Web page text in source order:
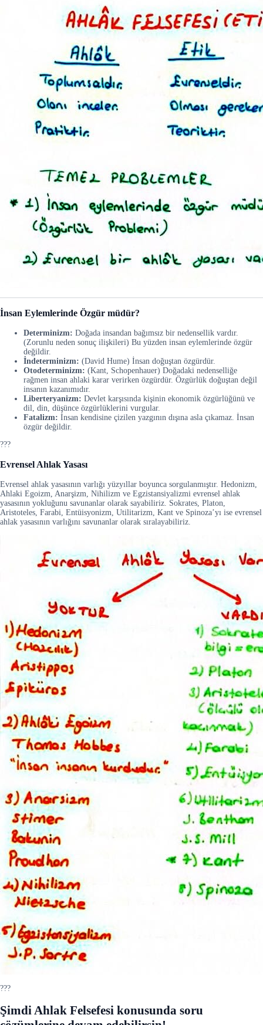
İnsan Eylemlerinde Özgür müdür?
Determinizm: Doğada insandan bağımsız bir nedensellik vardır.
(Zorunlu neden sonuç ilişkileri) Bu yüzden insan eylemlerinde özgür
değildir.
İndeterminizm: (David Hume) İnsan doğuştan özgürdür.
Otodeterminizm: (Kant, Schopenhauer) Doğadaki nedenselliğe
rağmen insan ahlaki karar verirken özgürdür. Özgürlük doğuştan değil
insanın kazanımıdır.
Liberteryanizm: Devlet karşısında kişinin ekonomik özgürlüğünü ve
dil, din, düşünce özgürlüklerini vurgular.
Fatalizm: İnsan kendisine çizilen yazgının dışına asla çıkamaz. İnsan
özgür değildir.
???
Evrensel Ahlak Yasası
Evrensel ahlak yasasının varlığı yüzyıllar boyunca sorgulanmıştır. Hedonizm,
Ahlaki Egoizm, Anarşizm, Nihilizm ve Egzistansiyalizmi evrensel ahlak
yasasının yokluğunu savunanlar olarak sayabiliriz. Sokrates, Platon,
Aristoteles, Farabi, Entüisyonizm, Utilitarizm, Kant ve Spinoza’yı ise evrensel
ahlak yasasının varlığını savunanlar olarak sıralayabiliriz.
???
Şimdi Ahlak Felsefesi konusunda soru